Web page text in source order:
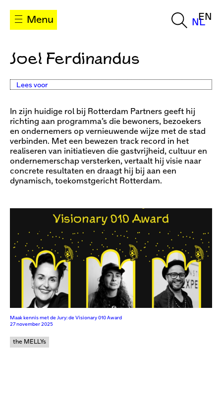
Menu NL
EN
Joel Ferdinandus
Lees voor
In zijn huidige rol bij Rotterdam Partners geeft hij
richting aan programma’s die bewoners, bezoekers
en ondernemers op vernieuwende wijze met de stad
verbinden. Met een bewezen track record in het
realiseren van initiatieven die gastvrijheid, cultuur en
ondernemerschap versterken, vertaalt hij visie naar
concrete resultaten en draagt hij bij aan een
dynamisch, toekomstgericht Rotterdam.
Maak kennis met de Jury: de Visionary 010 Award
27 november 2025
the MELLYs